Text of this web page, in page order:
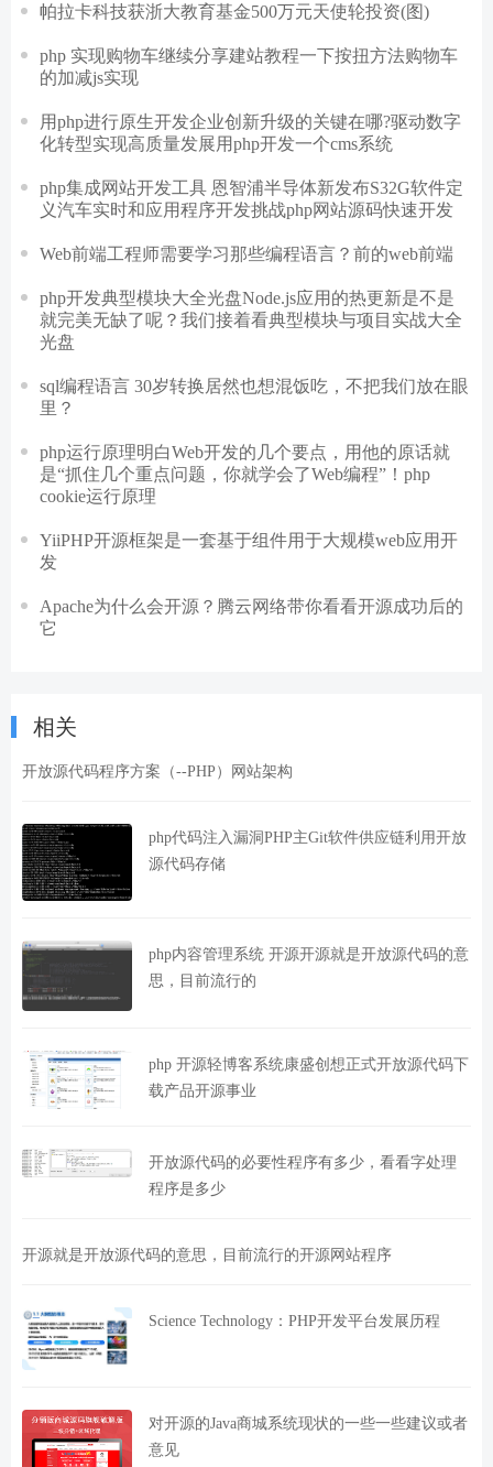
帕拉卡科技获浙大教育基金500万元天使轮投资(图)
php 实现购物车继续分享建站教程一下按扭方法购物车
的加减js实现
用php进行原生开发企业创新升级的关键在哪?驱动数字
化转型实现高质量发展用php开发一个cms系统
php集成网站开发工具 恩智浦半导体新发布S32G软件定
义汽车实时和应用程序开发挑战php网站源码快速开发
Web前端工程师需要学习那些编程语言？前的web前端
php开发典型模块大全光盘Node.js应用的热更新是不是
就完美无缺了呢？我们接着看典型模块与项目实战大全
光盘
sql编程语言 30岁转换居然也想混饭吃，不把我们放在眼
里？
php运行原理明白Web开发的几个要点，用他的原话就
是“抓住几个重点问题，你就学会了Web编程”！php
cookie运行原理
YiiPHP开源框架是一套基于组件用于大规模web应用开
发
Apache为什么会开源？腾云网络带你看看开源成功后的
它
相关
开放源代码程序方案（--PHP）网站架构
php代码注入漏洞PHP主Git软件供应链利用开放
源代码存储
php内容管理系统 开源开源就是开放源代码的意
思，目前流行的
php 开源轻博客系统康盛创想正式开放源代码下
载产品开源事业
开放源代码的必要性程序有多少，看看字处理
程序是多少
开源就是开放源代码的意思，目前流行的开源网站程序
Science Technology：PHP开发平台发展历程
对开源的Java商城系统现状的一些一些建议或者
意见